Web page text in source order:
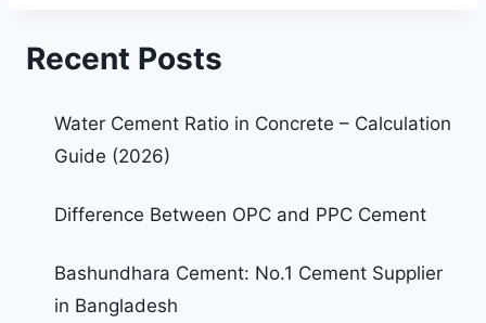
Recent Posts
Water Cement Ratio in Concrete – Calculation
Guide (2026)
Difference Between OPC and PPC Cement
Bashundhara Cement: No.1 Cement Supplier
in Bangladesh